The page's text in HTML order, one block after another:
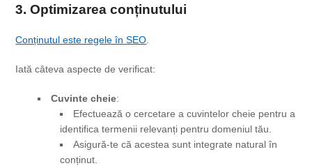
3. Optimizarea conținutului
Conținutul este regele în SEO
Iată câteva aspecte de verificat:
Cuvinte cheie:
Efectuează o cercetare a cuvintelor cheie pentru a
identifica termenii relevanți pentru domeniul tău.
Asigură-te că acestea sunt integrate natural în
conținut.